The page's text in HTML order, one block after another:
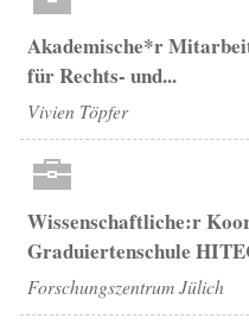
Akademische*r
für Rechts- und...
Vivien Töpfer
Wissenschaftliche:r
Graduiertenschule
Forschungszentrum Jülich